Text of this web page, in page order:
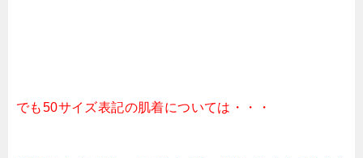
でも50サイズ表記の肌着については・・・